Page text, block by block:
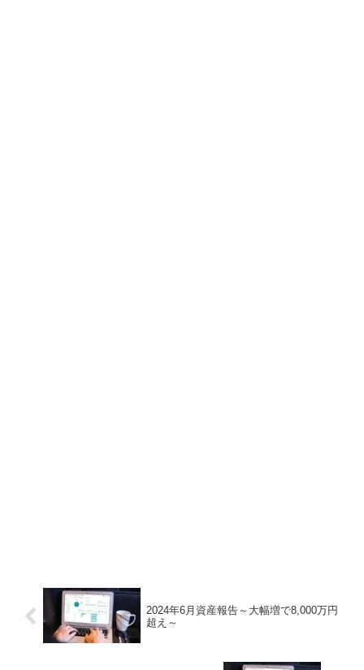
2024年6月資産報告～大幅増で8,000万円
超え～